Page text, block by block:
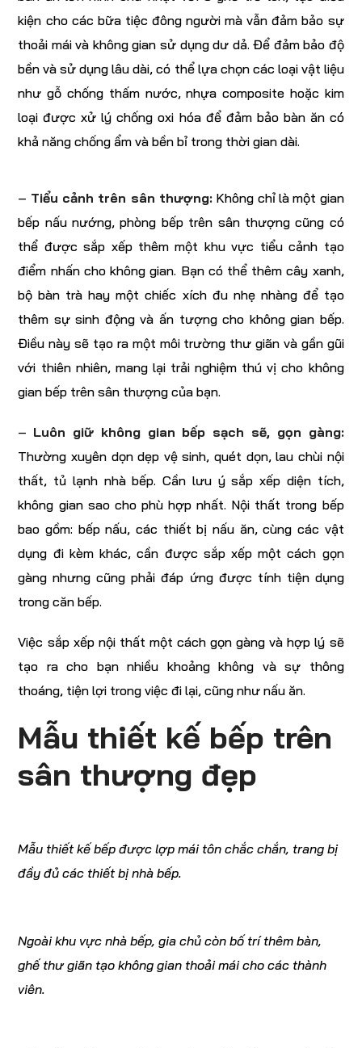
kiện cho các bữa tiệc đông người mà vẫn đảm bảo sự
thoải mái và không gian sử dụng dư dả. Để đảm bảo độ
bền và sử dụng lâu dài, có thể lựa chọn các loại vật liệu
như gỗ chống thấm nước, nhựa composite hoặc kim
loại được xử lý chống oxi hóa để đảm bảo bàn ăn có
khả năng chống ẩm và bền bỉ trong thời gian dài.
– Tiểu cảnh trên sân thượng: Không chỉ là một gian
bếp nấu nướng, phòng bếp trên sân thượng cũng có
thể được sắp xếp thêm một khu vực tiểu cảnh tạo
điểm nhấn cho không gian. Bạn có thể thêm cây xanh,
bộ bàn trà hay một chiếc xích đu nhẹ nhàng để tạo
thêm sự sinh động và ấn tượng cho không gian bếp.
Điều này sẽ tạo ra một môi trường thư giãn và gần gũi
với thiên nhiên, mang lại trải nghiệm thú vị cho không
gian bếp trên sân thượng của bạn.
– Luôn giữ không gian bếp sạch sẽ, gọn gàng:
Thường xuyên dọn dẹp vệ sinh, quét dọn, lau chùi nội
thất, tủ lạnh nhà bếp. Cần lưu ý sắp xếp diện tích,
không gian sao cho phù hợp nhất. Nội thất trong bếp
bao gồm: bếp nấu, các thiết bị nấu ăn, cùng các vật
dụng đi kèm khác, cần được sắp xếp một cách gọn
gàng nhưng cũng phải đáp ứng được tính tiện dụng
trong căn bếp.
Việc sắp xếp nội thất một cách gọn gàng và hợp lý sẽ
tạo ra cho bạn nhiều khoảng không và sự thông
thoáng, tiện lợi trong việc đi lại, cũng như nấu ăn.
Mẫu thiết kế bếp trên
sân thượng đẹp
Mẫu thiết kế bếp được lợp mái tôn chắc chắn, trang bị
đầy đủ các thiết bị nhà bếp.
Ngoài khu vực nhà bếp, gia chủ còn bố trí thêm bàn,
ghế thư giãn tạo không gian thoải mái cho các thành
viên.